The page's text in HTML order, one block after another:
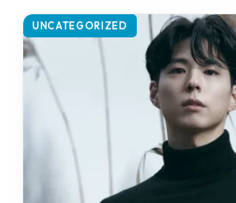
UNCATEGORIZED